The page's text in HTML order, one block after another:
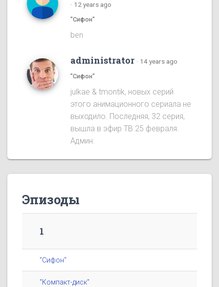
· 12 years ago
"Сифон"
ben
administrator · 14 years ago
"Сифон"
julkae & tmontik, новых серий
этого анимационного сериала не
выходило. Последняя, 32 серия,
вышла в эфир ТВ 25 февраля.
Админ.
Эпизоды
1
"Сифон"
"Компакт-диск"